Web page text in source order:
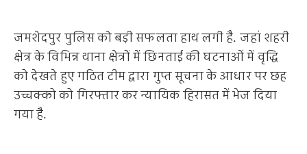
जमशेदपुर पुलिस को बड़ी सफलता हाथ लगी है. जहां शहरी
क्षेत्र के विभिन्न थाना क्षेत्रों में छिनताई की घटनाओं में वृद्धि
को देखते हुए गठित टीम द्वारा गुप्त सूचना के आधार पर छह
उच्चक्को को गिरफ्तार कर न्यायिक हिरासत में भेज दिया
गया है.